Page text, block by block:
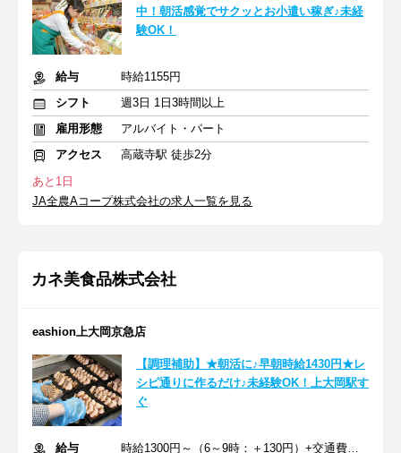
中！朝活感覚でサクッとお小遣い稼ぎ♪未経
験OK！
給与
時給1155円
シフト
週3日 1日3時間以上
雇用形態
アルバイト・パート
アクセス
高蔵寺駅 徒歩2分
あと1日
JA全農Aコープ株式会社の求人一覧を見る
カネ美食品株式会社
eashion上大岡京急店
【調理補助】★朝活に♪早朝時給1430円★レ
シピ通りに作るだけ♪未経験OK！上大岡駅す
ぐ
給与 時給1300円～（6～9時：＋130円）+交通費支給